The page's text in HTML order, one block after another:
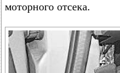
моторного отсека.